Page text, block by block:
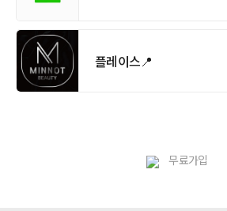
플레이스📍
무료가입